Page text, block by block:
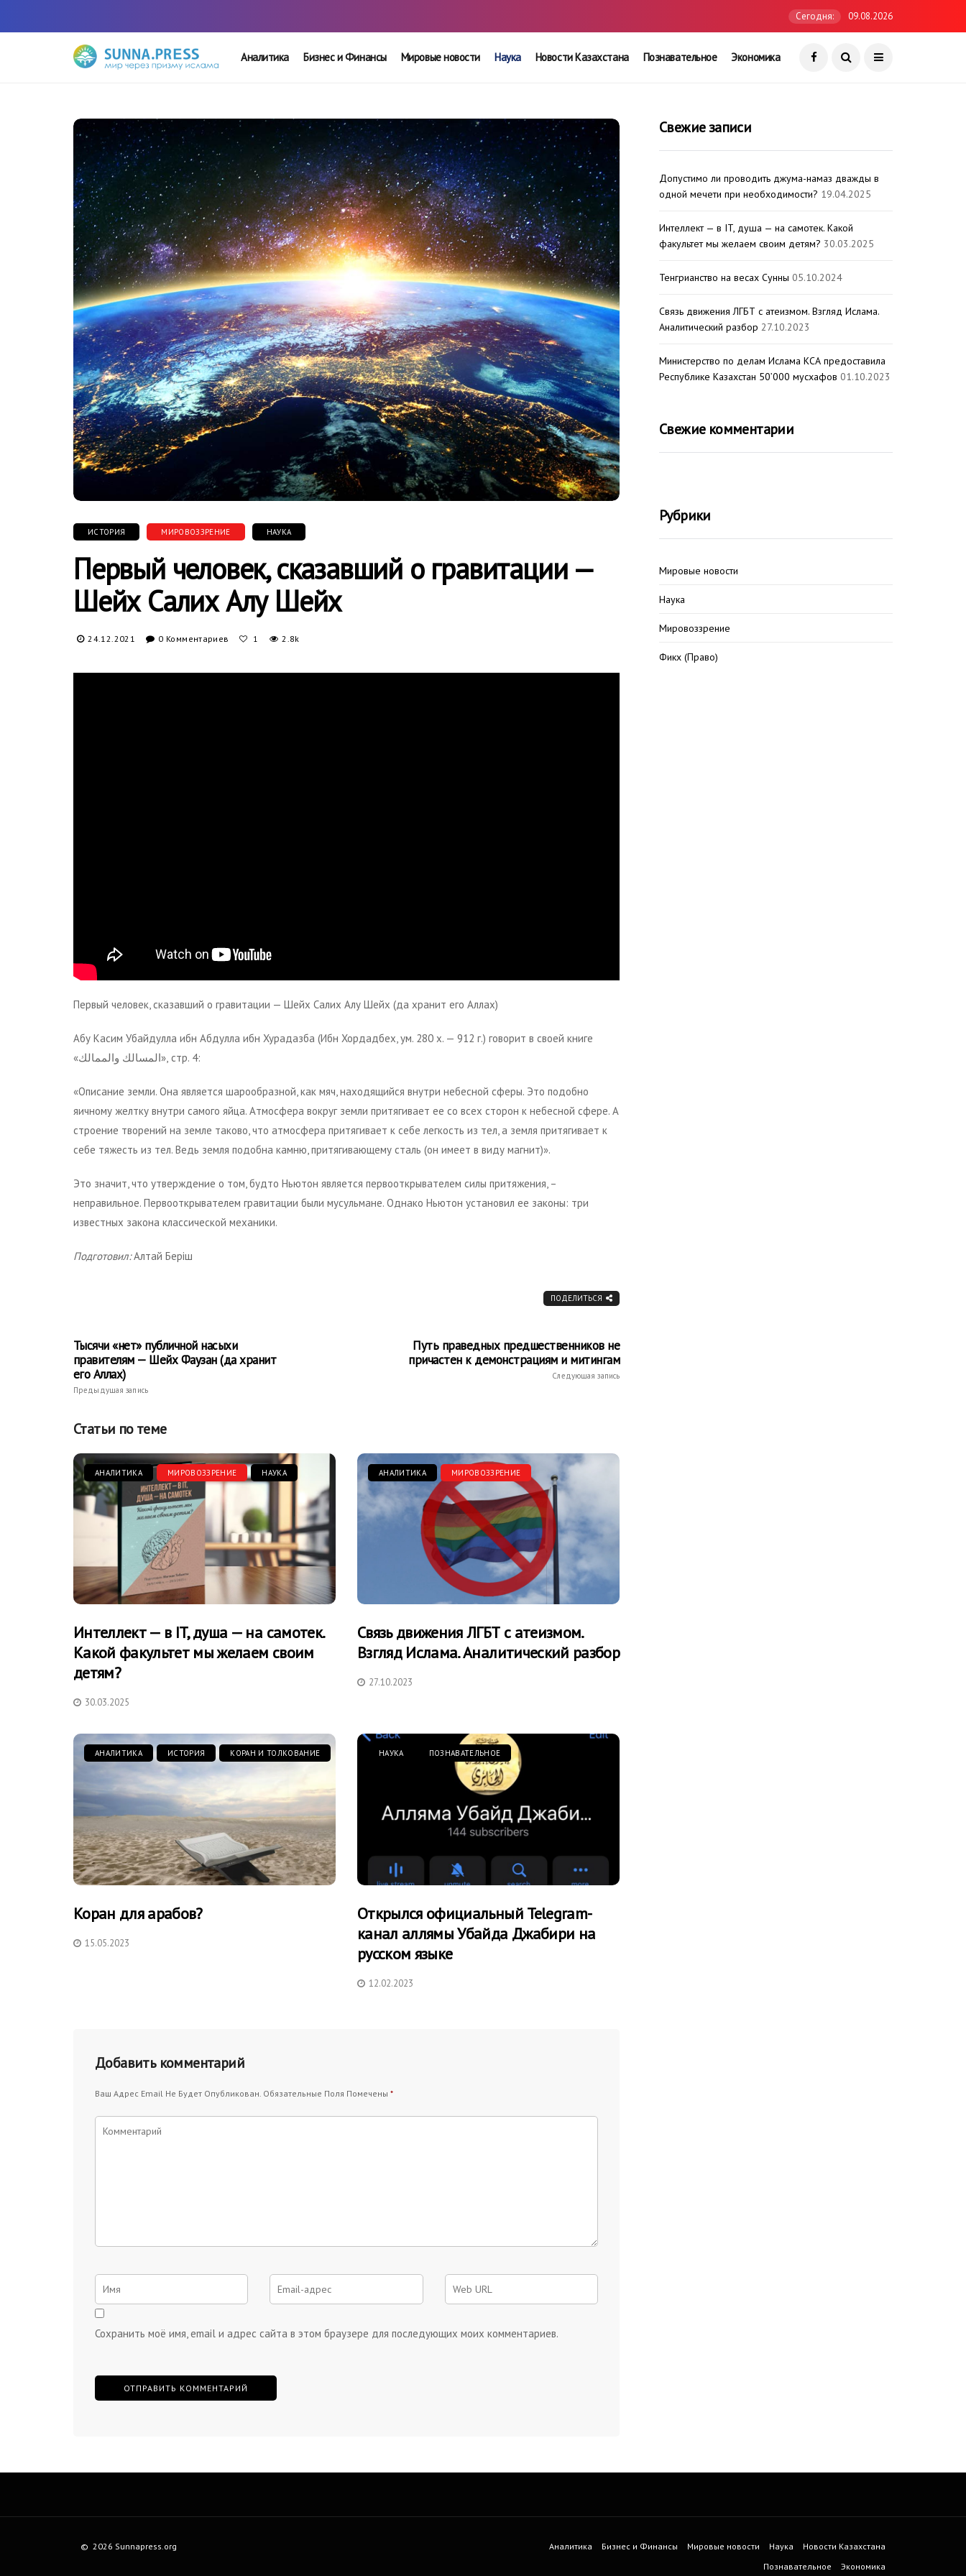
Сегодня: 09.08.2026
Аналитика Бизнес и Финансы Мировые новости Наука Новости Казахстана Познавательное Экономика
ИСТОРИЯ МИРОВОЗЗРЕНИЕ НАУКА
Первый человек, сказавший о гравитации —
Шейх Салих Алу Шейх
24.12.2021 0 Комментариев 1 2.8k
Первый человек, сказавший о гравитации — Шейх Салих Алу Шейх (да хранит его Аллах)
Абу Касим Убайдулла ибн Абдулла ибн Хурадазба (Ибн Хордадбех, ум. 280 х. — 912 г.) говорит в своей книге
«المسالك والممالك», стр. 4:
«Описание земли. Она является шарообразной, как мяч, находящийся внутри небесной сферы. Это подобно
яичному желтку внутри самого яйца. Атмосфера вокруг земли притягивает ее со всех сторон к небесной сфере. А
строение творений на земле таково, что атмосфера притягивает к себе легкость из тел, а земля притягивает к
себе тяжесть из тел. Ведь земля подобна камню, притягивающему сталь (он имеет в виду магнит)».
Это значит, что утверждение о том, будто Ньютон является первооткрывателем силы притяжения, –
неправильное. Первооткрывателем гравитации были мусульмане. Однако Ньютон установил ее законы: три
известных закона классической механики.
Подготовил:Алтай Беріш
ПОДЕЛИТЬСЯ
Тысячи «нет» публичной насыхи
правителям — Шейх Фаузан (да хранит
его Аллах)
Предыдущая запись
Путь праведных предшественников не
причастен к демонстрациям и митингам
Следующая запись
Статьи по теме
АНАЛИТИКА МИРОВОЗЗРЕНИЕ НАУКА
Интеллект — в IT, душа — на самотек.
Какой факультет мы желаем своим
детям?
30.03.2025
АНАЛИТИКА МИРОВОЗЗРЕНИЕ
Связь движения ЛГБТ с атеизмом.
Взгляд Ислама. Аналитический разбор
27.10.2023
АНАЛИТИКА ИСТОРИЯ КОРАН И ТОЛКОВАНИЕ
Коран для арабов?
15.05.2023
НАУКА ПОЗНАВАТЕЛЬНОЕ
Открылся официальный Telegram-
канал аллямы Убайда Джабири на
русском языке
12.02.2023
Добавить комментарий
Ваш Адрес Email Не Будет Опубликован. Обязательные Поля Помечены *
Сохранить моё имя, email и адрес сайта в этом браузере для последующих моих комментариев.
Свежие записи
Допустимо ли проводить джума-намаз дважды в
одной мечети при необходимости? 19.04.2025
Интеллект — в IT, душа — на самотек. Какой
факультет мы желаем своим детям? 30.03.2025
Тенгрианство на весах Сунны 05.10.2024
Связь движения ЛГБТ с атеизмом. Взгляд Ислама.
Аналитический разбор 27.10.2023
Министерство по делам Ислама КСА предоставила
Республике Казахстан 50’000 мусхафов 01.10.2023
Свежие комментарии
Рубрики
Мировые новости
Наука
Мировоззрение
Фикх (Право)
© 2026 Sunnapress.org Аналитика Бизнес и Финансы Мировые новости Наука
Новости Казахстана
Познавательное
Экономика